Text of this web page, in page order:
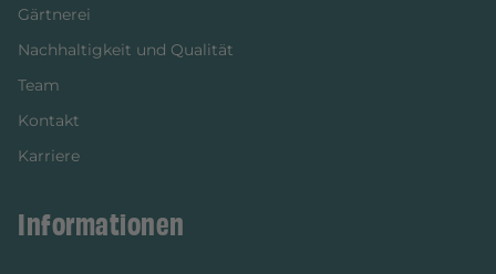
Gärtnerei
Nachhaltigkeit und Qualität
Team
Kontakt
Karriere
Informationen